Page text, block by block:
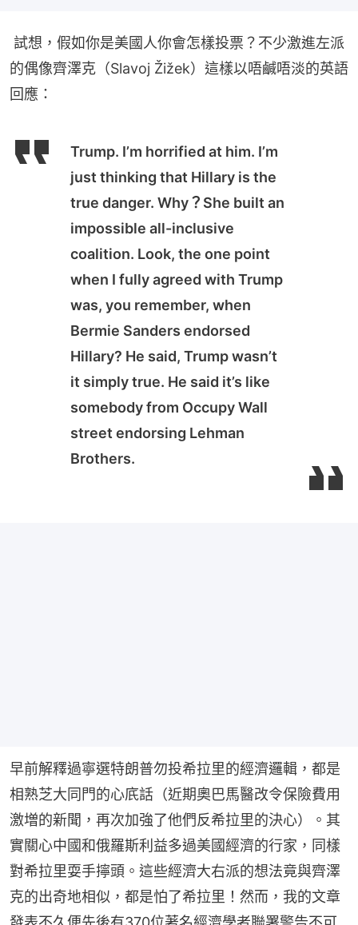
的偶像齊澤克（Slavoj Žižek）這樣以唔鹹唔淡的英語
回應：
Trump. I’m horrified at him. I’m
just thinking that Hillary is the
true danger. Why？She built an
impossible all-inclusive
coalition. Look, the one point
when I fully agreed with Trump
was, you remember, when
Bermie Sanders endorsed
Hillary? He said, Trump wasn’t
it simply true. He said it’s like
somebody from Occupy Wall
street endorsing Lehman
Brothers.
早前解釋過寧選特朗普勿投希拉里的經濟邏輯，都是
相熟芝大同門的心㡳話（近期奧巴馬醫改令保險費用
激増的新聞，再次加強了他們反希拉里的決心）。其
實關心中國和俄羅斯利益多過美國經濟的行家，同樣
對希拉里耍手擰頭。這些經濟大右派的想法竟與齊澤
克的出奇地相似，都是怕了希拉里！然而，我的文章